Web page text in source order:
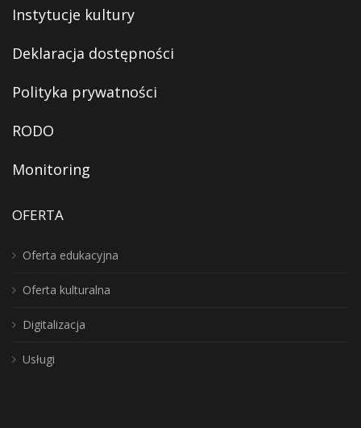
Instytucje kultury
Deklaracja dostępności
Polityka prywatności
RODO
Monitoring
OFERTA
Oferta edukacyjna
Oferta kulturalna
Digitalizacja
Usługi